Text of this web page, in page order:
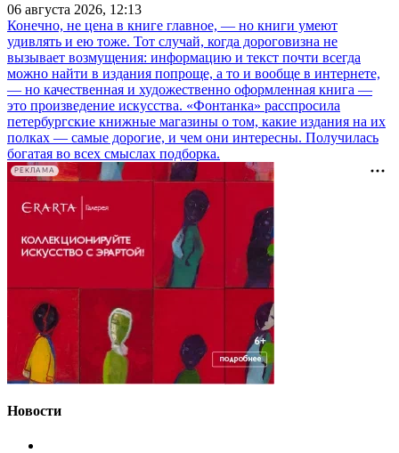
06 августа 2026, 12:13
Конечно, не цена в книге главное, — но книги умеют
удивлять и ею тоже. Тот случай, когда дороговизна не
вызывает возмущения: информацию и текст почти всегда
можно найти в издания попроще, а то и вообще в интернете,
— но качественная и художественно оформленная книга —
это произведение искусства. «Фонтанка» расспросила
петербургские книжные магазины о том, какие издания на их
полках — самые дорогие, и чем они интересны. Получилась
богатая во всех смыслах подборка.
РЕКЛАМА
Новости